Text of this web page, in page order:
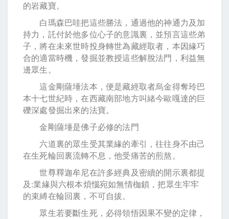
的岩藏寶。
白瑪森巴哇把這些勝法，通過他的神通力及加
持力，託付於他多位心子的意識裏，並預言這些弟
子，將在未來世時投身轉世為藏經取者，本因緣巧
合的適當時機，發掘並教授這些解脫法門，利益無
邊眾生。
這金剛薩埵法本，便是藏經取者烏金得奪玲巴
本十七世紀時，在西藏南部地方叫緒今歐嘎達的巨
礫深處發掘出來的法寶。
金剛薩埵是佛子必修的法門
六道裏的眾生受其業緣的牽引，往往身不由己
在生死輪回裏流轉不息，他受痛苦的煎熬。
世尊釋迦牟尼在許多經典及密續的開示裏都提
及:業緣與六根本煩惱宛如無情枷鎖，把眾生牢牢
的束縛在輪回裏，不可自拔。
眾生若要斷生死，必得領悟因果不變的定律，